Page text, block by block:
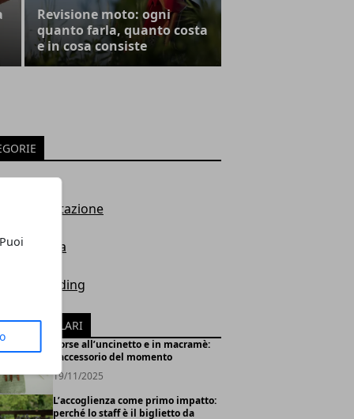
Revisione moto: ogni
quanto farla, quanto costa
e in cosa consiste
e alimentazione
e casa
e trading
POPOLARI
Borse all’uncinetto e in macramè:
l’accessorio del momento
19/11/2025
L’accoglienza come primo impatto:
perché lo staff è il biglietto da